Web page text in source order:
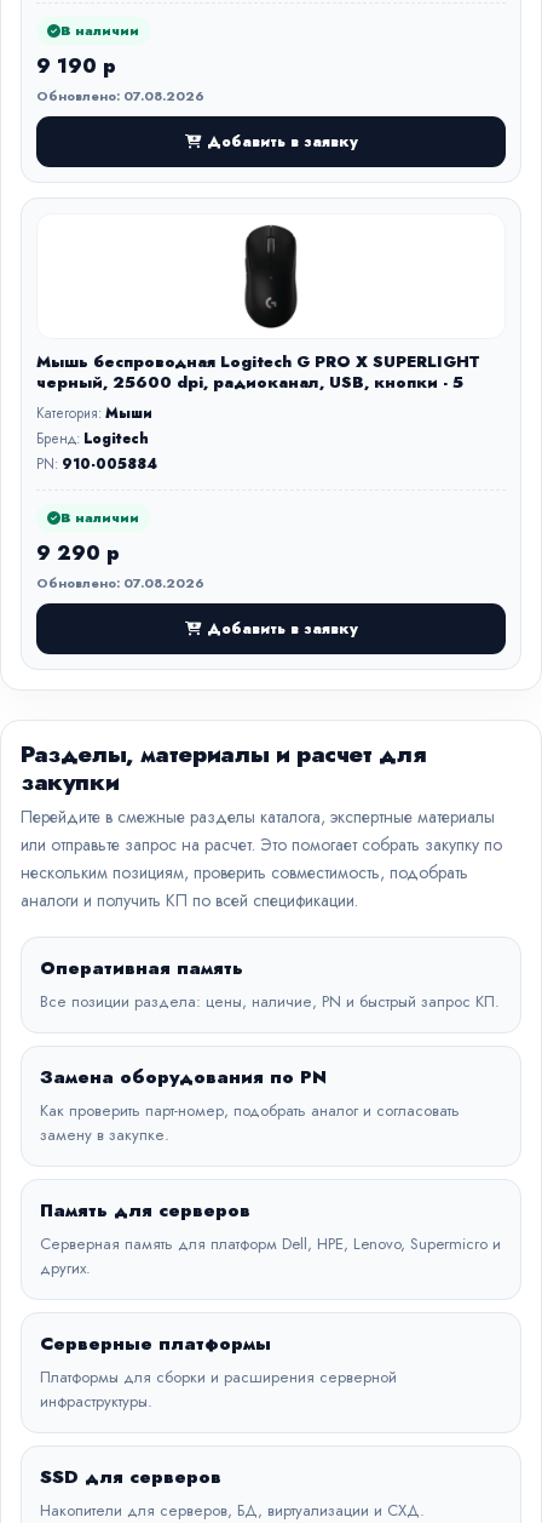
В наличии
9 190 р
Обновлено: 07.08.2026
Добавить в заявку
Мышь беспроводная Logitech G PRO X SUPERLIGHT
черный, 25600 dpi, радиоканал, USB, кнопки - 5
Категория:Мыши
Бренд: Logitech
PN: 910-005884
В наличии
9 290 р
Обновлено: 07.08.2026
Добавить в заявку
Разделы, материалы и расчет для
закупки
Перейдите в смежные разделы каталога, экспертные материалы
или отправьте запрос на расчет. Это помогает собрать закупку по
нескольким позициям, проверить совместимость, подобрать
аналоги и получить КП по всей спецификации.
Оперативная память
Все позиции раздела: цены, наличие, PN и быстрый запрос КП.
Замена оборудования по PN
Как проверить парт-номер, подобрать аналог и согласовать
замену в закупке.
Память для серверов
Серверная память для платформ Dell, HPE, Lenovo, Supermicro и
других.
Серверные платформы
Платформы для сборки и расширения серверной
инфраструктуры.
SSD для серверов
Накопители для серверов, БД, виртуализации и СХД.